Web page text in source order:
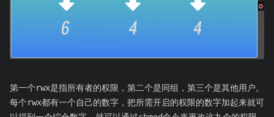
第一个rwx是指所有者的权限，第二个是同组，第三个是其他用户。
每个rwx都有一个自己的数字，把所需开启的权限的数字加起来就可